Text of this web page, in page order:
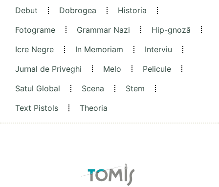
Debut
Dobrogea
Historia
Fotograme
Grammar Nazi
Hip-gnoză
Icre Negre
In Memoriam
Interviu
Jurnal de Priveghi
Melo
Pelicule
Satul Global
Scena
Stem
Text Pistols
Theoria